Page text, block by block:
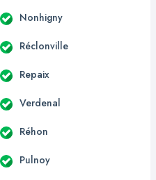
Nonhigny
Réclonville
Repaix
Verdenal
Réhon
Pulnoy